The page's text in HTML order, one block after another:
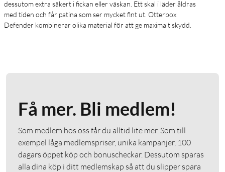
dessutom extra säkert i fickan eller väskan. Ett skal i läder åldras
med tiden och får patina som ser mycket fint ut. Otterbox
Defender kombinerar olika material för att ge maximalt skydd.
Få mer. Bli medlem!
Som medlem hos oss får du alltid lite mer. Som till
exempel låga medlemspriser, unika kampanjer, 100
dagars öppet köp och bonuscheckar. Dessutom sparas
alla dina köp i ditt medlemskap så att du slipper spara